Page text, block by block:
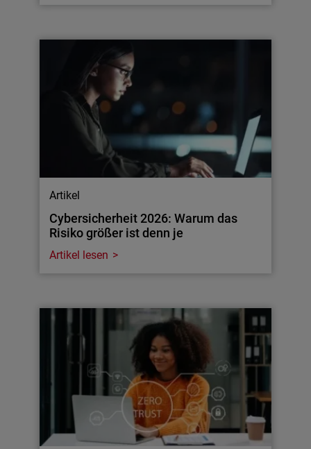
Artikel
Cybersicherheit 2026: Warum das
Risiko größer ist denn je
Artikel lesen